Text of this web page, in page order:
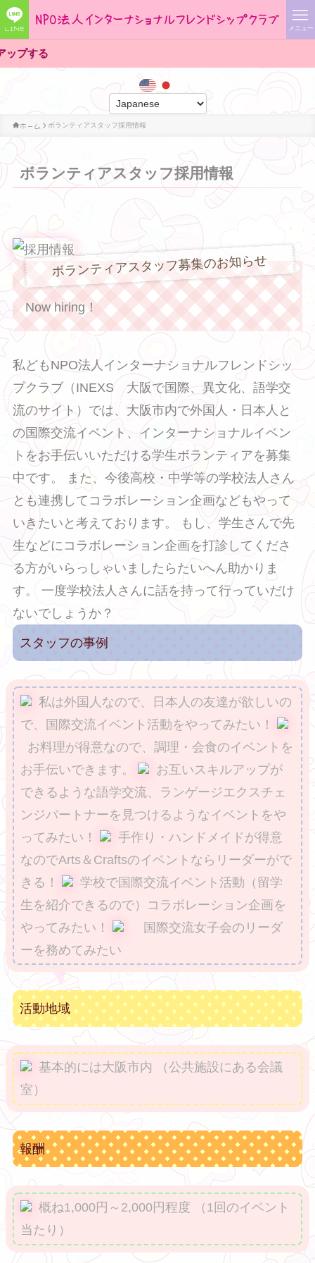
LINE メニュー
ホーム ボランティアスタッフ採用情報
ボランティアスタッフ採用情報
ボランティアスタッフ募集のお知らせ
Now hiring！
私どもNPO法人インターナショナルフレンドシッ
プクラブ（INEXS 大阪で国際、異文化、語学交
流のサイト）では、大阪市内で外国人・日本人と
の国際交流イベント、インターナショナルイベン
トをお手伝いいただける学生ボランティアを募集
中です。 また、今後高校・中学等の学校法人さん
とも連携してコラボレーション企画などもやって
いきたいと考えております。 もし、学生さんで先
生などにコラボレーション企画を打診してくださ
る方がいらっしゃいましたらたいへん助かりま
す。 一度学校法人さんに話を持って行っていだけ
ないでしょうか？
スタッフの事例
私は外国人なので、日本人の友達が欲しいの
で、国際交流イベント活動をやってみたい！
お料理が得意なので、調理・会食のイベントを
お手伝いできます。
お互いスキルアップが
できるような語学交流、ランゲージエクスチェ
ンジパートナーを見つけるようなイベントをや
ってみたい！
手作り・ハンドメイドが得意
なのでArts＆Craftsのイベントならリーダーがで
きる！
学校で国際交流イベント活動（留学
生を紹介できるので）コラボレーション企画を
やってみたい！
国際交流女子会のリーダ
ーを務めてみたい
活動地域
基本的には大阪市内 （公共施設にある会議
室）
報酬
概ね1,000円～2,000円程度 （1回のイベント
当たり）
❤ ❤ ❤